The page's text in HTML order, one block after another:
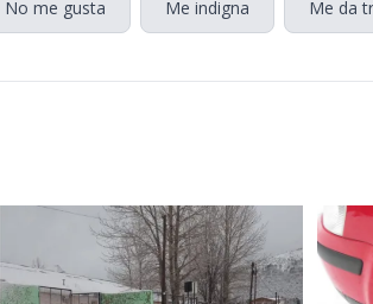
No me gusta Me indigna Me da